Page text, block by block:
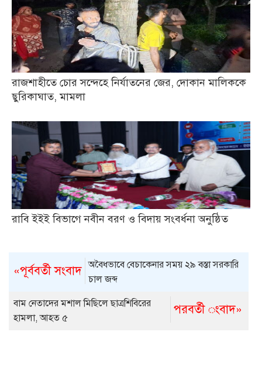
রাজশাহীতে চোর সন্দেহে নির্যাতনের জের, দোকান মালিককে
ছুরিকাঘাত, মামলা
রাবি ইইই বিভাগে নবীন বরণ ও বিদায় সংবর্ধনা অনুষ্ঠিত
«পূর্ববর্তী সংবাদ অবৈধভাবে বেচাকেনার সময় ২৯ বস্তা সরকারি
চাল জব্দ
পরবর্তী ংবাদ»
বাম নেতাদের মশাল মিছিলে ছাত্রশিবিরের
হামলা, আহত ৫